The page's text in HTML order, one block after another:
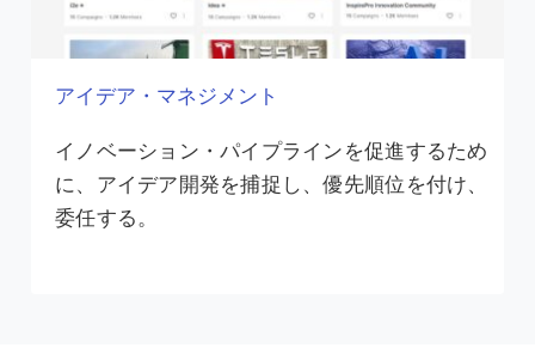
アイデア・マネジメント
イノベーション・パイプラインを促進するため
に、アイデア開発を捕捉し、優先順位を付け、
委任する。